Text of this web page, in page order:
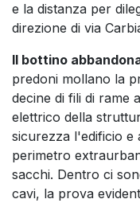
e la distanza per
direzione di via
Il bottino
predoni mollano la
decine di fili di rame
elettrico della
sicurezza l'edificio e
perimetro
sacchi. Dentro ci
cavi, la prova